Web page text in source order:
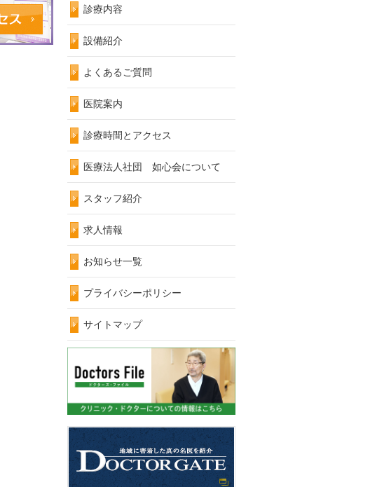
診療内容
設備紹介
よくあるご質問
医院案内
診療時間とアクセス
医療法人社団 如心会について
スタッフ紹介
求人情報
お知らせ一覧
プライバシーポリシー
サイトマップ